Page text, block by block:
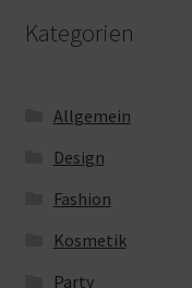
Kategorien
Allgemein
Design
Fashion
Kosmetik
Party